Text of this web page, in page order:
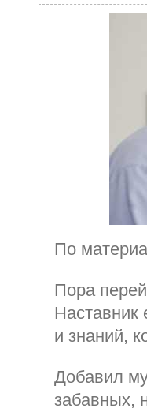
По
Пора
Наставник
и знаний,
Добавил
забавных,